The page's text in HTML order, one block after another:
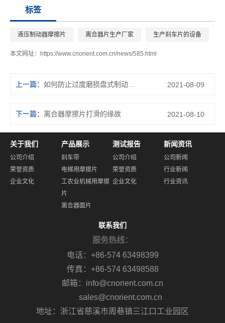
标签
液压制动器摩擦片 离合器片生产厂家 生产刹车片的设备
本文网址： https://www.cnorient.com.cn/news/585.html
上一篇： 2021-08-09
下一篇： 离合器摩擦片打滑的缘故 2021-08-10
关于我们
公司介绍
荣誉资质
企业文化
产品展示
刹车带
电梯用摩擦片
工农业机械用摩擦
片
离合器面片
测试报告
公司介绍
荣誉资质
企业文化
新闻资讯
公司新闻
行业新闻
行业资讯
联系我们
服务热线：
电话：+86-574 63498399
传真：+86-574 63498588
邮箱：info@cnorient.com.cn
sales@cnorient.com.cn
地址：浙江省慈溪市周巷镇三江口工业园区